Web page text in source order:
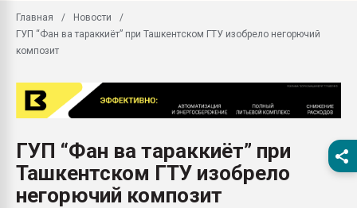
Продам отходы
поликарбоната и АБС-
Armaloy PC/ABS-1IM
26.07.2022 "Сибирский
намного дороже
Профильная
Главная
Новости
ГУП “Фан ва тараккиёт” при Ташкентском ГТУ изобрело негорючий
композит
ГУП “Фан ва тараккиёт” при
Ташкентском ГТУ изобрело
негорючий композит